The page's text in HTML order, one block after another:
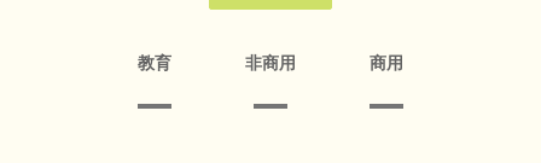
教育 非商用 商用